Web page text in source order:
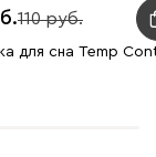
110
для сна Temp